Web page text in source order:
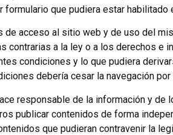
que pudiera estar habilitado
de acceso al sitio web y de uso del
contrarias a la ley o a los derechos e
condiciones y lo que pudiera
debería cesar la navegación
responsable de la información y
publicar contenidos de forma
que pudieran contravenir la